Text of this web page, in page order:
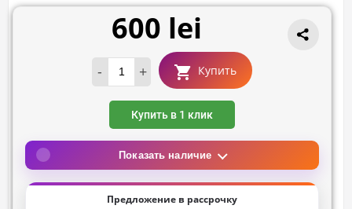
600 lei
- + Купить
Купить в 1 клик
Показать наличие
Предложение в рассрочку